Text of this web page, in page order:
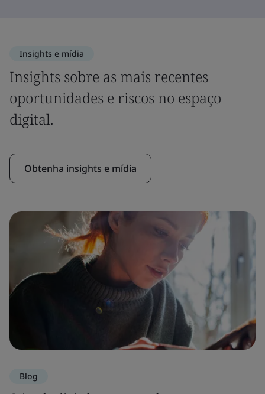
Insights e mídia
Insights sobre as mais recentes
oportunidades e riscos no espaço
digital.
Obtenha insights e mídia
Blog